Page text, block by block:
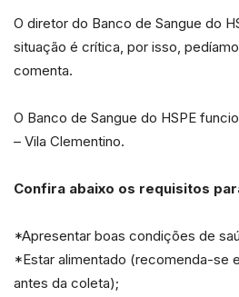
O diretor do Banco de Sangue do
situação é crítica, por isso,
comenta.
O Banco de Sangue do HSPE
– Vila Clementino.
Confira abaixo os requisitos
*Apresentar boas condições de
*Estar alimentado (recomenda-se
antes da coleta);